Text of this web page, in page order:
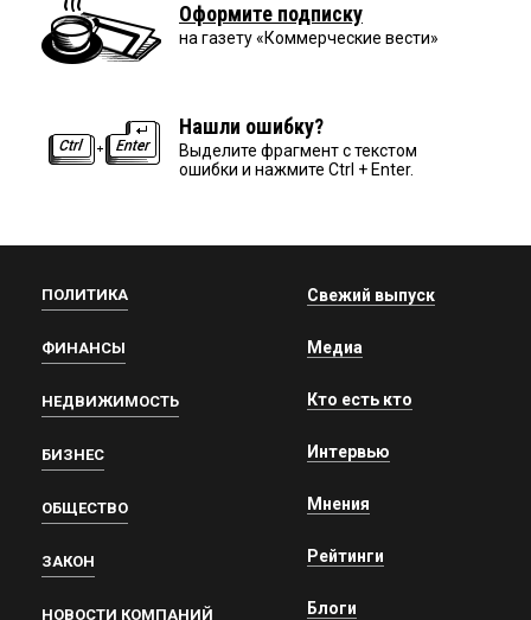
Оформите подписку
на газету «Коммерческие вести»
Нашли ошибку?
Выделите фрагмент с текстом
ошибки и нажмите Ctrl + Enter.
ПОЛИТИКА
ФИНАНСЫ
НЕДВИЖИМОСТЬ
БИЗНЕС
ОБЩЕСТВО
ЗАКОН
НОВОСТИ КОМПАНИЙ
Свежий выпуск
Медиа
Кто есть кто
Интервью
Мнения
Рейтинги
Блоги